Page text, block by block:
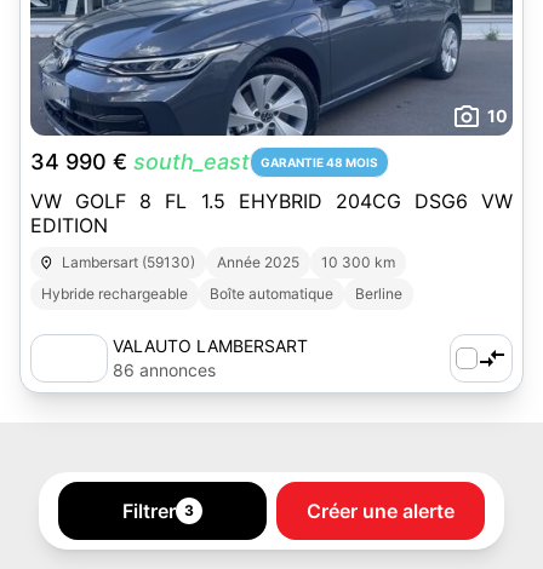
10
34 990 € south_east GARANTIE 48 MOIS
VW GOLF 8 FL 1.5 EHYBRID 204CG DSG6 VW
EDITION
Lambersart (59130) Année 2025
10 300 km
Hybride rechargeable
Boîte automatique Berline
VALAUTO LAMBERSART
86 annonces
Filtrer 3 Créer une alerte